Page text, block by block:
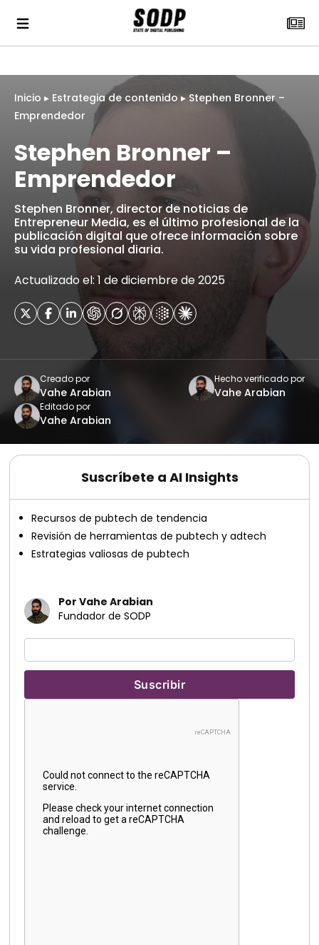
Inicio ▸ Estrategia de contenido ▸Stephen Bronner –
Emprendedor
Stephen Bronner –
Emprendedor
Stephen Bronner, director de noticias de
Entrepreneur Media, es el último profesional de la
publicación digital que ofrece información sobre
su vida profesional diaria.
Actualizado el: 1 de diciembre de 2025
Creado por
Vahe Arabian
Hecho verificado por
Vahe Arabian
Editado por
Vahe Arabian
Suscríbete a AI Insights
Recursos de pubtech de tendencia
Revisión de herramientas de pubtech y adtech
Estrategias valiosas de pubtech
Por Vahe Arabian
Fundador de SODP